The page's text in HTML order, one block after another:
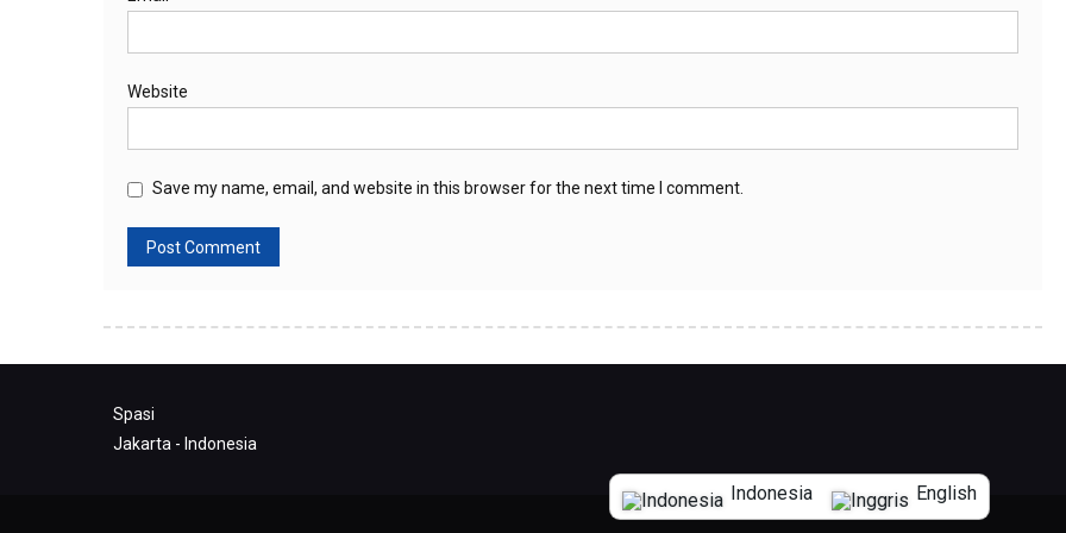
Website
Save my name, email, and website in this browser for the next time I comment.
Spasi
Jakarta - Indonesia
Indonesia English